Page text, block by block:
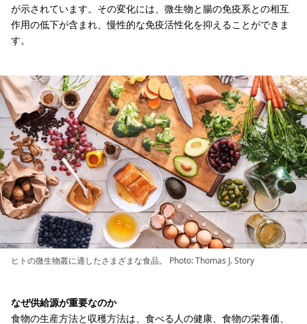
が示されています。その変化には、微生物と腸の免疫系との相互
作用の低下が含まれ、慢性的な免疫活性化を抑えることができま
す。
ヒトの微生物叢に適したさまざまな食品。 Photo: Thomas J. Story
なぜ供給源が重要なのか
食物の生産方法と収穫方法は、食べる人の健康、食物の栄養価、